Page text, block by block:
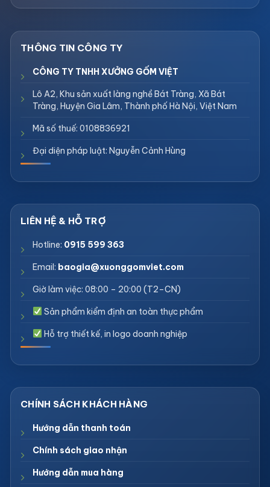
CÔNG TY TNHH XƯỞNG GỐM VIỆT
Lô A2, Khu sản xuất làng nghề Bát Tràng, Xã Bát
Tràng, Huyện Gia Lâm, Thành phố Hà Nội, Việt Nam
Mã số thuế: 0108836921
Đại diện pháp luật: Nguyễn Cảnh Hùng
Hotline: 0915 599 363
Email: baogia@xuonggomviet.com
Giờ làm việc: 08:00 – 20:00 (T2–CN)
Sản phẩm kiểm định an toàn thực phẩm
Hỗ trợ thiết kế, in logo doanh nghiệp
Hướng dẫn thanh toán
Chính sách giao nhận
Hướng dẫn mua hàng